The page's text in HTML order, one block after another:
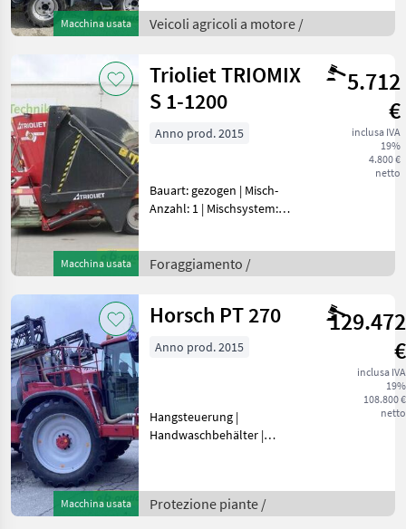
Macchina usata
(mechanische
Verriegelung)-
Arbeitsscheinwerfer-
Pelikanschaufel 90 cmSta
Veicoli agricoli a motore /
Macchina usata
Trioliet TRIOMIX
S 1-1200
5.712
€
inclusa IVA
19%
4.800 €
netto
Anno prod. 2015
Bauart: gezogen | Misch-
Anzahl: 1 | Mischsystem:
WaageDiese Maschine wird
am 18. August 2026 auf
Foraggiamento /
Macchina usata
Horsch PT 270
129.472
€
inclusa IVA
19%
108.800 €
netto
Anno prod. 2015
Hangsteuerung |
Handwaschbehälter |
Betriebsstunden 4650,
Hektar 19864, 27 mtr.
Protezione piante /